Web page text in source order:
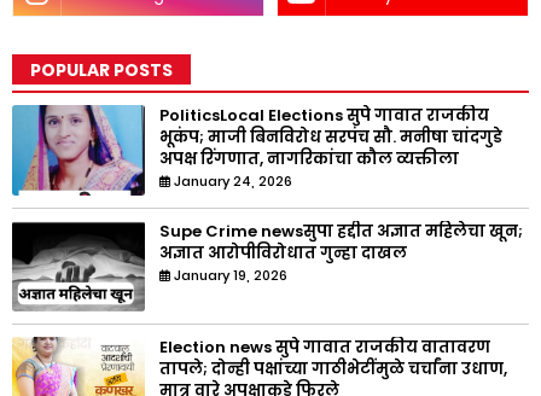
POPULAR POSTS
PoliticsLocal Elections सुपे गावात राजकीय
भूकंप; माजी बिनविरोध सरपंच सौ. मनीषा चांदगुडे
अपक्ष रिंगणात, नागरिकांचा कौल व्यक्तीला
January 24, 2026
Supe Crime newsसुपा हद्दीत अज्ञात महिलेचा खून;
अज्ञात आरोपीविरोधात गुन्हा दाखल
January 19, 2026
Election news सुपे गावात राजकीय वातावरण
तापले; दोन्ही पक्षांच्या गाठीभेटींमुळे चर्चांना उधाण,
मात्र वारे अपक्षाकडे फिरले